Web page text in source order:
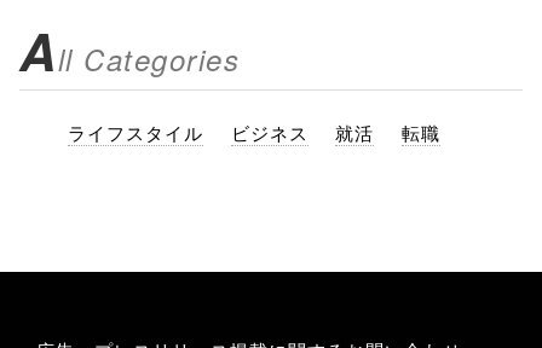
All Categories
ライフスタイル ビジネス 就活 転職